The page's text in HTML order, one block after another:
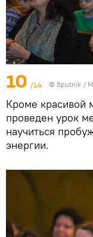
10 /14 © Sputnik /
Кроме красивой
проведен урок
научиться
энергии.